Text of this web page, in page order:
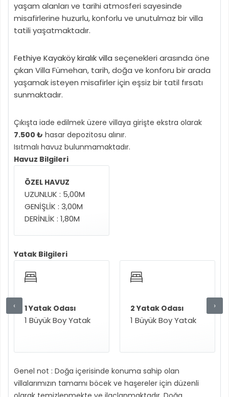
yaşam alanları ve tarihi atmosferi sayesinde
misafirlerine huzurlu, konforlu ve unutulmaz bir villa
tatili yaşatmaktadır.
Fethiye Kayaköy kiralık villa seçenekleri arasında öne
çıkan Villa Fümehan, tarih, doğa ve konforu bir arada
yaşamak isteyen misafirler için eşsiz bir tatil fırsatı
sunmaktadır.
Çıkışta iade edilmek üzere villaya girişte ekstra olarak
7.500 ₺ hasar depozitosu alınır.
Isıtmalı havuz bulunmamaktadır.
Havuz Bilgileri
ÖZEL HAVUZ
UZUNLUK : 5,00M
GENİŞLİK : 3,00M
DERİNLİK : 1,80M
Yatak Bilgileri
1 Yatak Odası
1 Büyük Boy Yatak
2 Yatak Odası
1 Büyük Boy Yatak
‹ ›
Genel not : Doğa içerisinde konuma sahip olan
villalarımızın tamamı böcek ve haşereler için düzenli